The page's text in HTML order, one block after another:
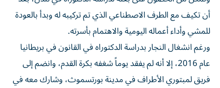
أن تكيف مع الطرف الاصطناعي الذي تم تركيبه له وبدأ بالعودة
للمشي وأداء أعماله اليومية والاهتمام بأسرته.
ورغم انشغال النجار بدراسة الدكتوراه في القانون في بريطانيا
عام 2016، إلا أنه لم يفقد يوماً شغفه بكرة القدم، وانضم إلى
فريق لمبتوري الأطراف في مدينة بورتسموث، وشارك معه في